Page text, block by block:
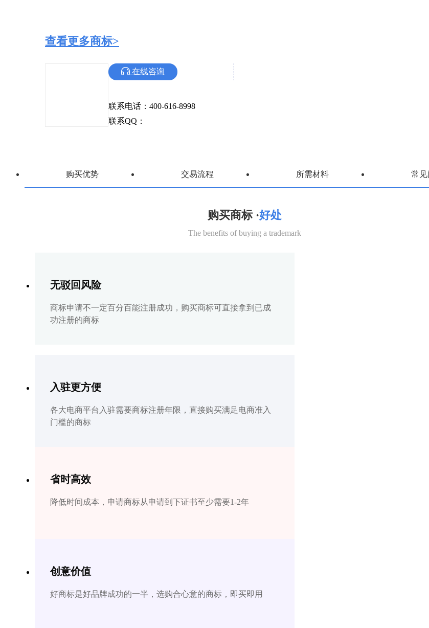
查看更多商标>
在线咨询
联系电话：400-616-8998
联系QQ：
购买优势 交易流程 所需材料 常见
购买商标 ·好处
The benefits of buying a trademark
无驳回风险
商标申请不一定百分百能注册成功，购买商标可直接拿到已成
功注册的商标
入驻更方便
各大电商平台入驻需要商标注册年限，直接购买满足电商准入
门槛的商标
省时高效
降低时间成本，申请商标从申请到下证书至少需要1-2年
创意价值
好商标是好品牌成功的一半，选购合心意的商标，即买即用